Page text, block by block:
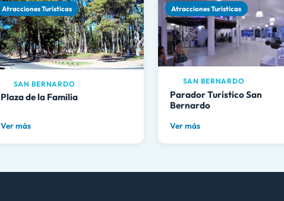
Atracciones Turísticas
SAN BERNARDO
Plaza de la Familia
Ver más
Atracciones Turísticas
SAN BERNARDO
Parador Turístico San
Bernardo
Ver más